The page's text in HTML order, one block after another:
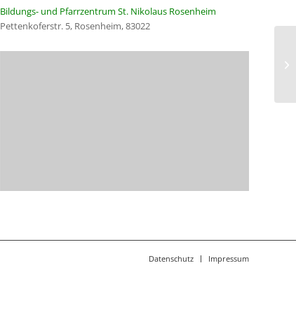
Bildungs- und Pfarrzentrum St. Nikolaus Rosenheim
Pettenkoferstr. 5, Rosenheim, 83022
Datenschutz Impressum